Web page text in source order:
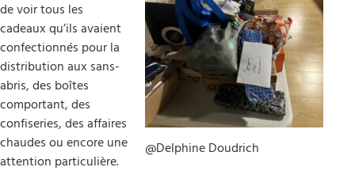
@Delphine Doudrich
de voir tous les
cadeaux qu’ils avaient
confectionnés pour la
distribution aux sans-
abris, des boîtes
comportant, des
confiseries, des affaires
chaudes ou encore une
attention particulière.